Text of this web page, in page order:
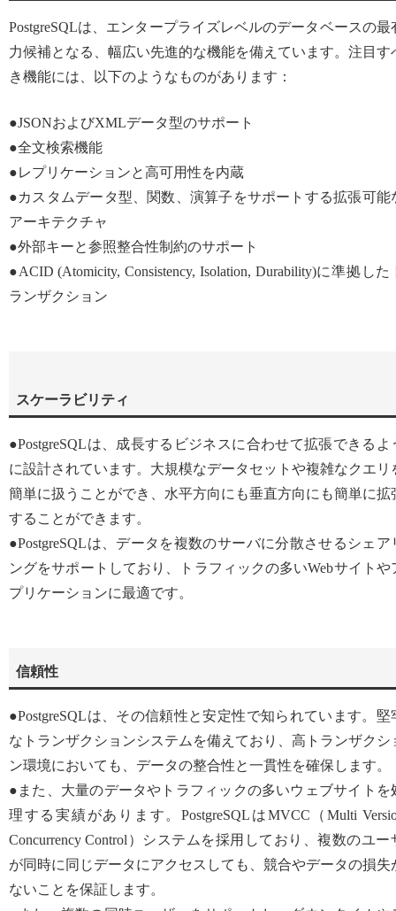
PostgreSQLは、エンタープライズレベルのデータベースの最
力候補となる、幅広い先進的な機能を備えています。注目す
き機能には、以下のようなものがあります：
●JSONおよびXMLデータ型のサポート
●全文検索機能
●レプリケーションと高可用性を内蔵
●カスタムデータ型、関数、演算子をサポートする拡張可能
アーキテクチャ
●外部キーと参照整合性制約のサポート
●ACID (Atomicity, Consistency, Isolation, Durability)に準拠した
ランザクション
スケーラビリティ
●PostgreSQLは、成長するビジネスに合わせて拡張できるよ
に設計されています。大規模なデータセットや複雑なクエリ
簡単に扱うことができ、水平方向にも垂直方向にも簡単に拡
することができます。
●PostgreSQLは、データを複数のサーバに分散させるシェア
ングをサポートしており、トラフィックの多いWebサイトや
プリケーションに最適です。
信頼性
●PostgreSQLは、その信頼性と安定性で知られています。堅
なトランザクションシステムを備えており、高トランザクシ
ン環境においても、データの整合性と一貫性を確保します。
●また、大量のデータやトラフィックの多いウェブサイトを
理する実績があります。PostgreSQLはMVCC（Multi
Concurrency Control）システムを採用しており、複数のユー
が同時に同じデータにアクセスしても、競合やデータの損失
ないことを保証します。